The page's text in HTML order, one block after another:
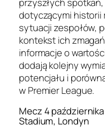
dotyczącymi historii
sytuacji zespołów,
kontekst ich
informacje o
dodają kolejny
potencjału i
w Premier League.
Mecz 4
Stadium, Londyn